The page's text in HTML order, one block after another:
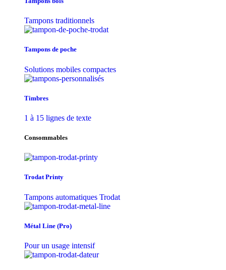
Tampons traditionnels
Tampons de poche
Solutions mobiles compactes
Timbres
1 à 15 lignes de texte
Consommables
Trodat Printy
Tampons automatiques Trodat
Métal Line (Pro)
Pour un usage intensif